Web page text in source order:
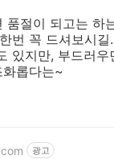
품절이 되고는 하
번 꼭 드셔보시길
있지만, 부드러
롭다는~
광고